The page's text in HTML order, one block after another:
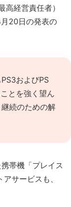
経営責任者）
20日の発表の
およびPS
とを強く望ん
続のための解
帯機「プレイス
サービスも、